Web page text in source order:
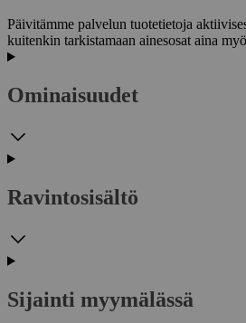
Päivitämme palvelun tuotetietoja
kuitenkin tarkistamaan ainesosat aina
Ominaisuudet
Ravintosisältö
Sijainti myymälässä